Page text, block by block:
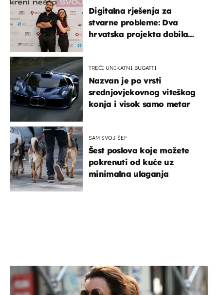
Digitalna rješenja za
stvarne probleme: Dva
hrvatska projekta dobila
TREĆI UNIKATNI BUGATTI
Nazvan je po vrsti
srednjovjekovnog viteškog
konja i visok samo metar
SAM SVOJ ŠEF
Šest poslova koje možete
pokrenuti od kuće uz
minimalna ulaganja